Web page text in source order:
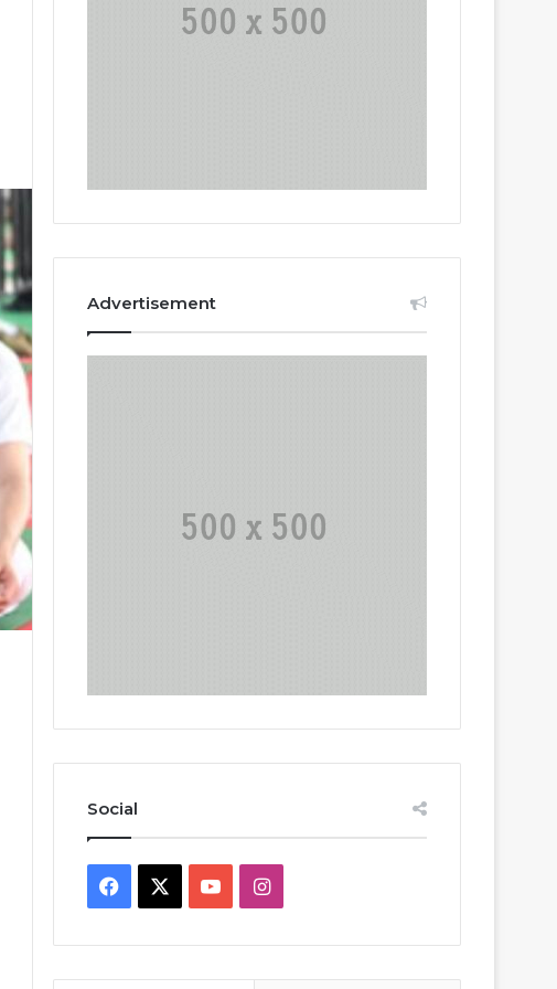
Advertisement
Social
Facebook YouTubeInstagram